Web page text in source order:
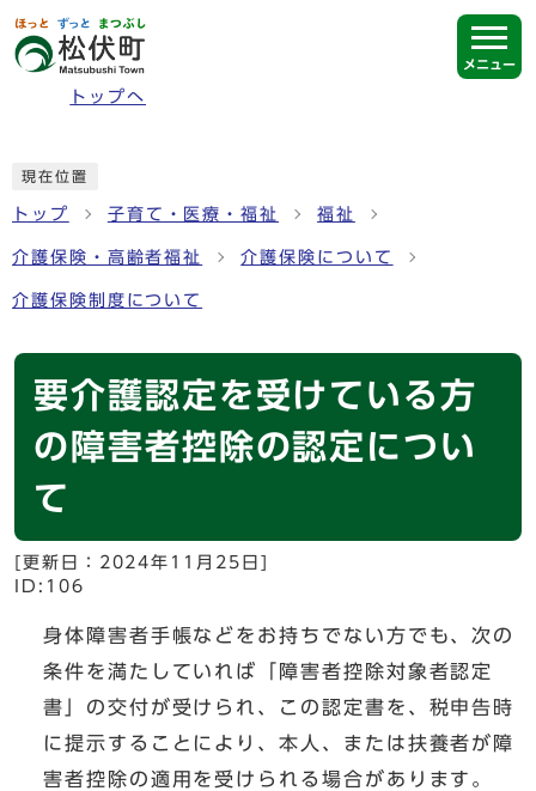
ページの先頭です
トップへ
メニュー
現在位置
トップ 子育て・医療・福祉 福祉
介護保険・高齢者福祉 介護保険について
介護保険制度について
要介護認定を受けている方
の障害者控除の認定につい
て
[更新日： 2024年11月25日
ID:106
身体障害者手帳などをお持ちでない方でも、次の
条件を満たしていれば「障害者控除対象者認定
書」の交付が受けられ、この認定書を、税申告時
に提示することにより、本人、または扶養者が障
害者控除の適用を受けられる場合があります。